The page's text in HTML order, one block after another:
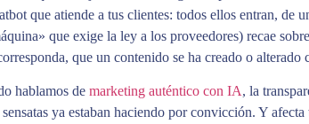
que atiende a tus clientes: todos ellos entran, de
que exige la ley a los proveedores) recae
que un contenido se ha creado o
hablamos de marketing auténtico con IA, la
ya estaban haciendo por convicción. Y afecta